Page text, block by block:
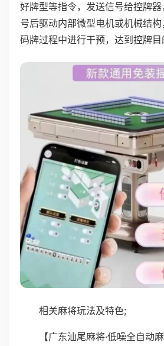
好牌型等指令，发送信号给控牌
号后驱动内部微型电机或机械结构
码牌过程中进行干预，达到控牌目
相关麻将玩法及特色;
【广东汕尾麻将·低噪全自动